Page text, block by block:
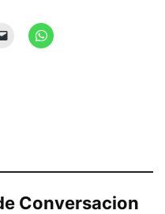
Conversacion